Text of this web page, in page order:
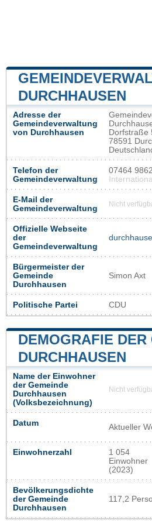
DURCHHAUSEN
Adresse der
Gemeindeverwaltung
von Durchhausen
Dorfstraße
78591
Telefon der
Gemeindeverwaltung
07464
E-Mail der
Gemeindeverwaltung
Nicht
Offizielle Webseite
der
Gemeindeverwaltung
Bürgermeister der
Gemeinde
Durchhausen
Simon Axt
Politische Partei CDU
DEMOGRAFIE DER
DURCHHAUSEN
Name der Einwohner
der Gemeinde
Durchhausen
(Volksbezeichnung)
Nicht
Datum Aktueller
Einwohnerzahl
1 054
Einwohner
(2023)
Bevölkerungsdichte
der Gemeinde
Durchhausen
117,2